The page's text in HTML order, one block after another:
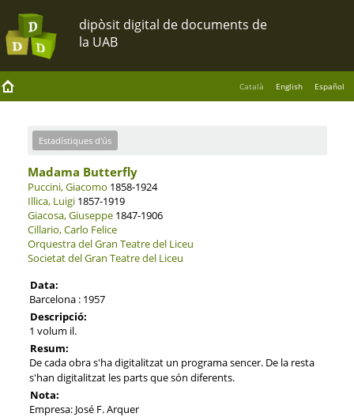
Català English Español
Estadístiques d'ús
Madama Butterfly
Puccini, Giacomo 1858-1924
Illica, Luigi1857-1919
Giacosa, Giuseppe1847-1906
Cillario, Carlo Felice
Orquestra del Gran Teatre del Liceu
Societat del Gran Teatre del Liceu
Data:
Barcelona : 1957
Descripció:
1 volum il.
Resum:
De cada obra s'ha digitalitzat un programa sencer. De la resta
s'han digitalitzat les parts que són diferents.
Nota:
Empresa: José F. Arquer